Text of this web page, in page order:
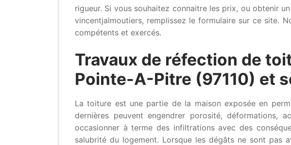
rigueur. Si vous souhaitez connaitre les prix, ou obtenir
vincentjalmoutiers, remplissez le formulaire sur ce site.
compétents et exercés.
Travaux de réfection de
Pointe-A-Pitre (97110) et
La toiture est une partie de la maison exposée en
dernières peuvent engendrer porosité, déformations,
occasionner à terme des infiltrations avec des
salubrité du logement. Lorsque les dégâts ne sont pas